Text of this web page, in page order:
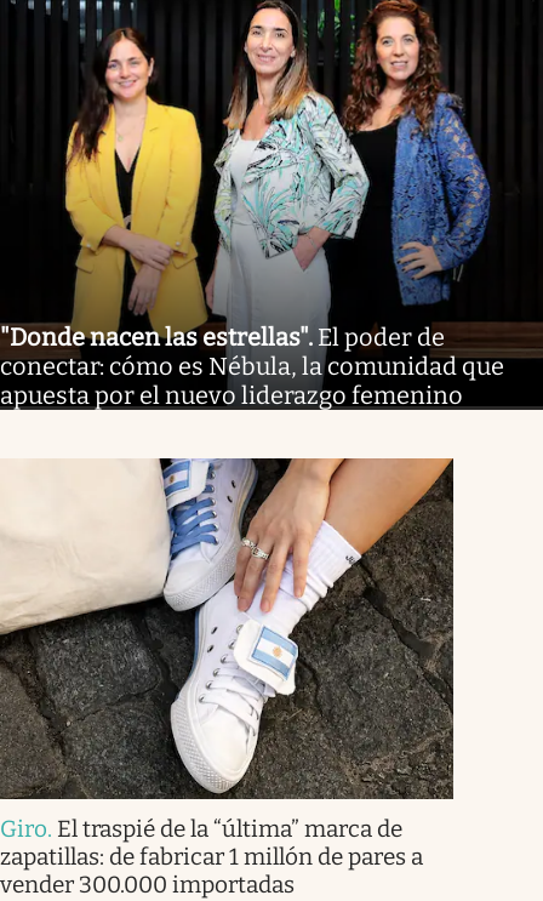
"Donde nacen las estrellas". El poder de
conectar: cómo es Nébula, la comunidad que
apuesta por el nuevo liderazgo femenino
Giro. El traspié de la “última” marca de
zapatillas: de fabricar 1 millón de pares a
vender 300.000 importadas